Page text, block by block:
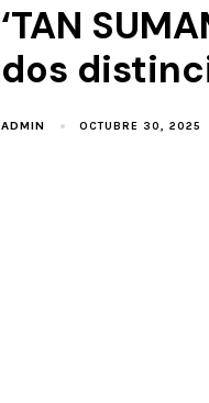
‘TAN
dos
ADMIN OCTUBRE 30, 2025